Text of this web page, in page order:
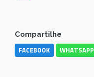
Compartilhe
FACEBOOK WHATSAPP